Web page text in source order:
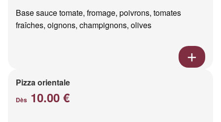
Base sauce tomate, fromage, poivrons, tomates
fraîches, oignons, champignons, olives
Pizza orientale
Dès 10.00 €